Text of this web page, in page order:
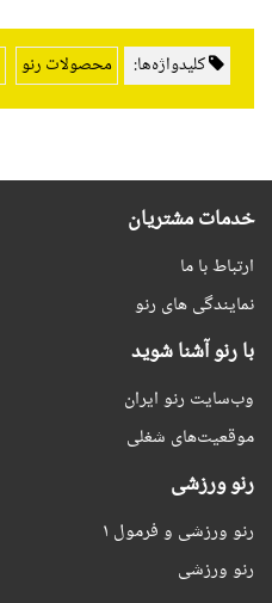
کلیدواژه‌ها: محصولات رنو
خدمات مشتریان
ارتباط با ما
نمایندگی های رنو
با رنو آشنا شوید
وب‌سایت رنو ایران
موقعیت‌های شغلی
رنو ورزشی
رنو ورزشی و فرمول ۱
رنو ورزشی